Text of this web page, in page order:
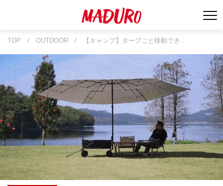
TOP / OUTDOOR / 【キャンプ】タープごと移動でき…